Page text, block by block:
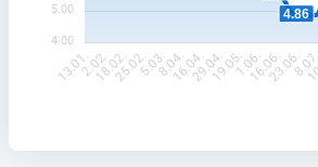
5.00
4.00
4.86
13.01.2.02.18.02.25.02.5.03.8.04.16.04.29.04.19.05.1.06.16.06.23.06.